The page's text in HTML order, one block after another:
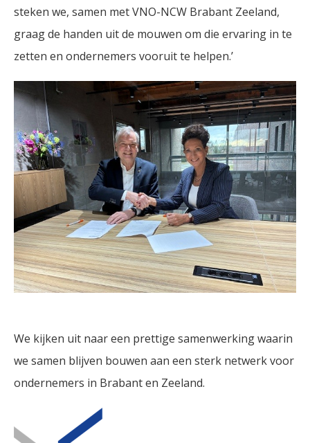
steken we, samen met VNO-NCW Brabant Zeeland,
graag de handen uit de mouwen om die ervaring in te
zetten en ondernemers vooruit te helpen.’
We kijken uit naar een prettige samenwerking waarin
we samen blijven bouwen aan een sterk netwerk voor
ondernemers in Brabant en Zeeland.